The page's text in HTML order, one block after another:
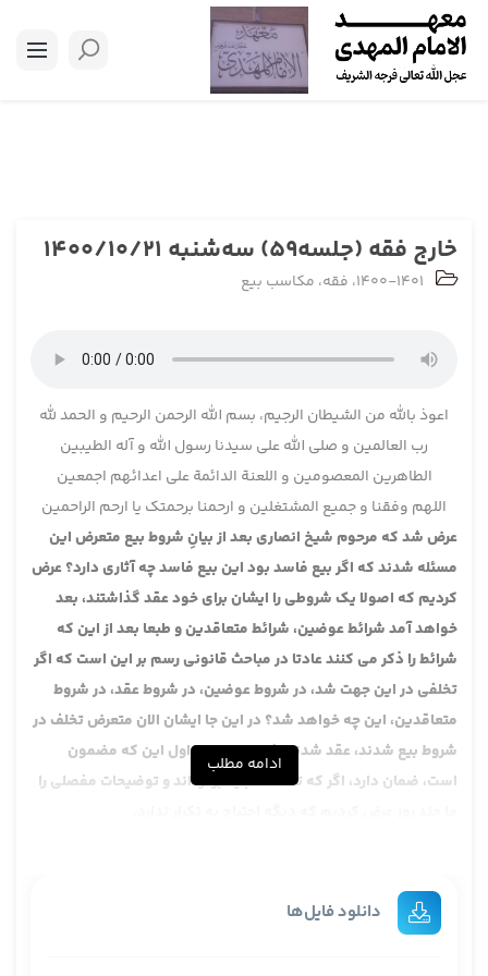
خارج فقه (جلسه59) سه‌شنبه 1400/10/21
1400-1401، فقه، مکاسب بیع
اعوذ بالله من الشیطان الرجیم، بسم الله الرحمن الرحیم و الحمد لله
رب العالمین و صلی الله علی سیدنا رسول الله و آله الطیبین
الطاهرین المعصومین و اللعنة الدائمة علی اعدائهم اجمعین
اللهم وفقنا و جمیع المشتغلین و ارحمنا برحمتک یا ارحم الراحمین
عرض شد که مرحوم شیخ انصاری بعد از بیانِ شروط بیع متعرض این
مسئله شدند که اگر بیع فاسد بود این بیع فاسد چه آثاری دارد؟ عرض
کردیم که اصولا یک شروطی را ایشان برای خود عقد گذاشتند، بعد
خواهد آمد شرائط عوضین، شرائط متعاقدین و طبعا بعد از این که
شرائط را ذکر می کنند عادتا در مباحث قانونی رسم بر این است که اگر
تخلفی در این جهت شد، در شروط عوضین، در شروط عقد، در شروط
متعاقدین، این چه خواهد شد؟ در این جا ایشان الان متعرض تخلف در
شروط بیع شدند، عقد شدند. فرمودند اصل اول این که مضمون
است، ضمان دارد، اگر که تلف شد باید برگرداند و توضیحات مفصلی را
تصریح به عقد یا ما یضمن بصحیحه، مای موصوله به اصطلاح.
عرض کردیم طبق قاعده ای که ما داریم یک مرور اجمالی به این
ادامه مطلب
دانلود فایل‌ها